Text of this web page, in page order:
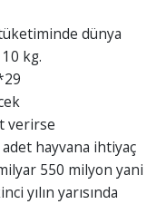
dünya
kg.
verirse
hayvana ihtiyaç
550 milyon yani
yılın yarısında